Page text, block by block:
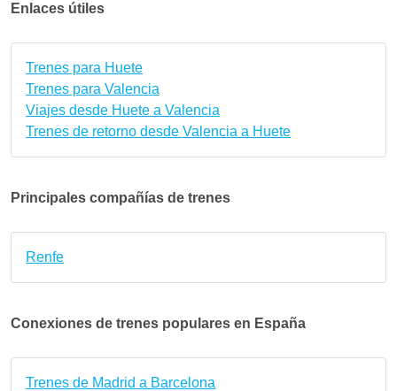
Enlaces útiles
Trenes para Huete
Trenes para Valencia
Viajes desde Huete a Valencia
Trenes de retorno desde Valencia a Huete
Principales compañías de trenes
Renfe
Conexiones de trenes populares en España
Trenes de Madrid a Barcelona